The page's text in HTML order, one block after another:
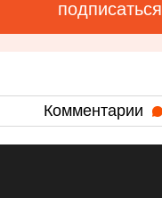
подписаться
Комментарии